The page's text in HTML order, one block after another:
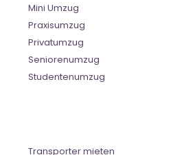
Mini Umzug
Praxisumzug
Privatumzug
Seniorenumzug
Studentenumzug
Transporter mieten